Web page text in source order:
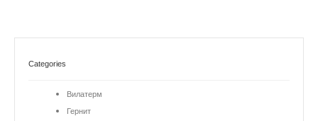
Categories
Вилатерм
Гернит